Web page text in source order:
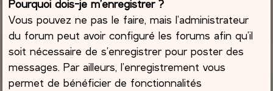
Pourquoi dois-je m’enregistrer ?
Vous pouvez ne pas le faire, mais l’administrateur
du forum peut avoir configuré les forums afin qu’il
soit nécessaire de s’enregistrer pour poster des
messages. Par ailleurs, l’enregistrement vous
permet de bénéficier de fonctionnalités